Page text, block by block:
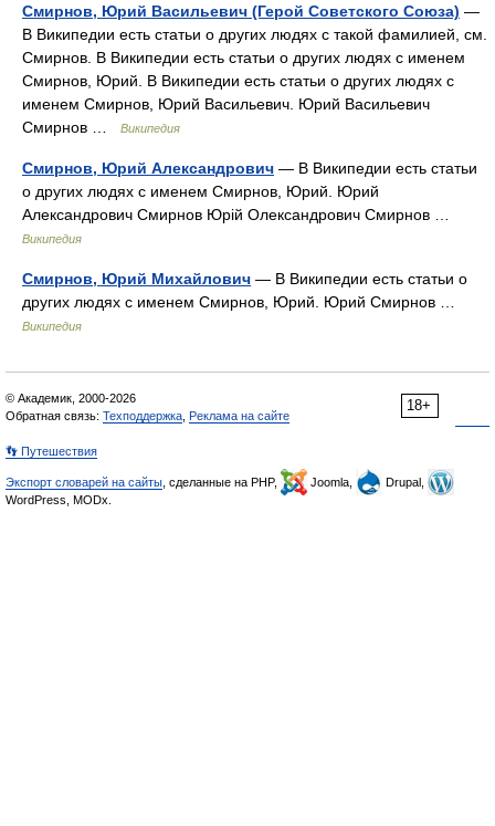
Смирнов, Юрий Васильевич (Герой Советского Союза) —
В Википедии есть статьи о других людях с такой фамилией, см.
Смирнов. В Википедии есть статьи о других людях с именем
Смирнов, Юрий. В Википедии есть статьи о других людях с
именем Смирнов, Юрий Васильевич. Юрий Васильевич
Смирнов …
Википедия
Смирнов, Юрий Александрович — В Википедии есть статьи
о других людях с именем Смирнов, Юрий. Юрий
Александрович Смирнов Юрій Олександрович Смирнов …
Википедия
Смирнов, Юрий Михайлович — В Википедии есть статьи о
других людях с именем Смирнов, Юрий. Юрий Смирнов …
Википедия
18+
© Академик, 2000-2026
Обратная связь: Техподдержка Реклама на сайте
👣 Путешествия
Экспорт словарей на сайты , сделанные на PHP, Joomla,
Drupal,
WordPress, MODx.